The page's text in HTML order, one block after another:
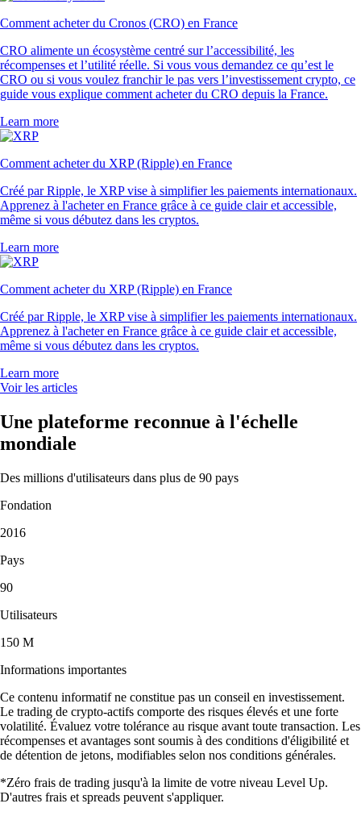
Comment acheter du Cronos (CRO) en France
CRO alimente un écosystème centré sur l’accessibilité, les
récompenses et l’utilité réelle. Si vous vous demandez ce qu’est le
CRO ou si vous voulez franchir le pas vers l’investissement crypto, ce
guide vous explique comment acheter du CRO depuis la France.
Learn more
Comment acheter du XRP (Ripple) en France
Créé par Ripple, le XRP vise à simplifier les paiements internationaux.
Apprenez à l'acheter en France grâce à ce guide clair et accessible,
même si vous débutez dans les cryptos.
Learn more
Comment acheter du XRP (Ripple) en France
Créé par Ripple, le XRP vise à simplifier les paiements internationaux.
Apprenez à l'acheter en France grâce à ce guide clair et accessible,
même si vous débutez dans les cryptos.
Learn more
Voir les articles
Une plateforme reconnue à l'échelle
mondiale
Des millions d'utilisateurs dans plus de 90 pays
Fondation
2016
Pays
90
Utilisateurs
150 M
Informations importantes
Ce contenu informatif ne constitue pas un conseil en investissement.
Le trading de crypto-actifs comporte des risques élevés et une forte
volatilité. Évaluez votre tolérance au risque avant toute transaction. Les
récompenses et avantages sont soumis à des conditions d'éligibilité et
de détention de jetons, modifiables selon nos conditions générales.
*Zéro frais de trading jusqu'à la limite de votre niveau Level Up.
D'autres frais et spreads peuvent s'appliquer.